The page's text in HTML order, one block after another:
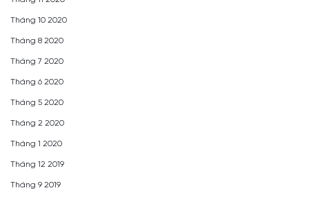
Tháng 10 2020
Tháng 8 2020
Tháng 7 2020
Tháng 6 2020
Tháng 5 2020
Tháng 2 2020
Tháng 1 2020
Tháng 12 2019
Tháng 9 2019